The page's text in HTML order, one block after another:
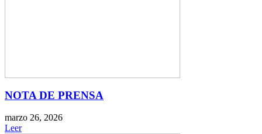
NOTA DE PRENSA
marzo 26, 2026
Leer